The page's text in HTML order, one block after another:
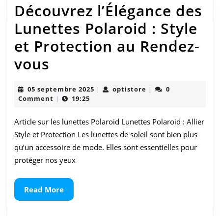
Découvrez l’Élégance des
Lunettes Polaroid : Style
et Protection au Rendez-
vous
l’Élégance
des
Lunettes
Polaroid
:
Style
et
Protection
05 septembre 2025 05| optistore optistore
|
0
Comment | 19:25
Article sur les lunettes Polaroid Lunettes Polaroid : Allier
Style et Protection Les lunettes de soleil sont bien plus
qu’un accessoire de mode. Elles sont essentielles pour
protéger nos yeux
Read MoreRead
More